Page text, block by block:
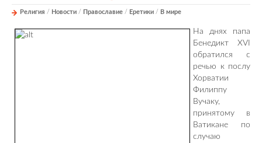
Религия / Новости / Православие / Еретики / В мире
На днях папа
Бенедикт XVI
обратился с
речью к послу
Хорватии
Филиппу
Вучаку,
принятому в
Ватикане по
случаю